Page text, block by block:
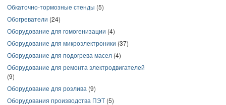
Обкаточно-тормозные стенды (5)
Обогреватели (24)
Оборудование для гомогенизации (4)
Оборудование для микроэлектроники (37)
Оборудование для подогрева масел (4)
Оборудование для ремонта электродвигателей
(9)
Оборудование для розлива (9)
Оборудования производства ПЭТ (5)